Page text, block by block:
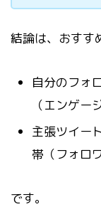
結論は、おすす
自分のフ
（エンゲー
主張ツイ
帯（フォロ
です。